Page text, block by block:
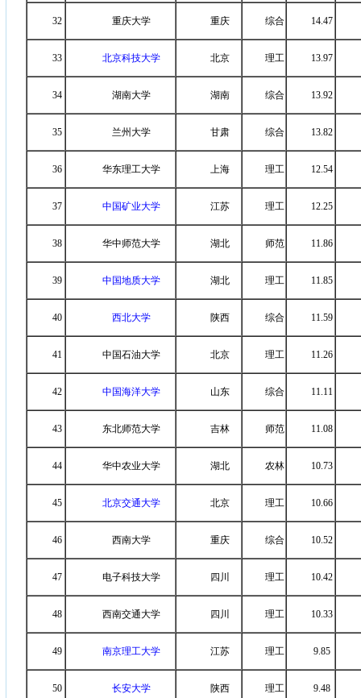
32 重庆大学 重庆 综合 14.47
33 北京科技大学 北京 理工 13.97
34 湖南大学 湖南 综合 13.92
35 兰州大学 甘肃 综合 13.82
36 华东理工大学 上海 理工 12.54
37 中国矿业大学 江苏 理工 12.25
38 华中师范大学 湖北 师范 11.86
39 中国地质大学 湖北 理工 11.85
40 西北大学 陕西 综合 11.59
41 中国石油大学 北京 理工 11.26
42 中国海洋大学 山东 综合 11.11
43 东北师范大学 吉林 师范 11.08
44 华中农业大学 湖北 农林 10.73
45 北京交通大学 北京 理工 10.66
46 西南大学 重庆 综合 10.52
47 电子科技大学 四川 理工 10.42
48 西南交通大学 四川 理工 10.33
49 南京理工大学 江苏 理工 9.85
50 长安大学 陕西 理工 9.48